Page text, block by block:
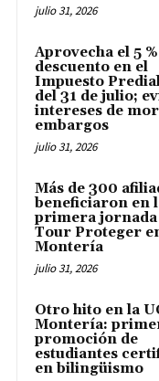
julio 31, 2026
Aprovecha el 5
descuento en el
Impuesto
del 31 de julio;
intereses de
embargos
julio 31, 2026
Más de 300
beneficiaron en
primera jornada
Tour Proteger
Montería
julio 31, 2026
Otro hito en la
Montería:
promoción de
estudiantes
en bilingüismo